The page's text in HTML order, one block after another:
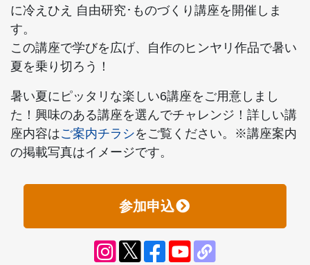
に冷えひえ 自由研究･ものづくり講座を開催しま
す。
この講座で学びを広げ、自作のヒンヤリ作品で暑い
夏を乗り切ろう！
暑い夏にピッタリな楽しい6講座をご用意しまし
た！興味のある講座を選んでチャレンジ！詳しい講
座内容はご案内チラシをご覧ください。※講座案内
の掲載写真はイメージです。
参加申込